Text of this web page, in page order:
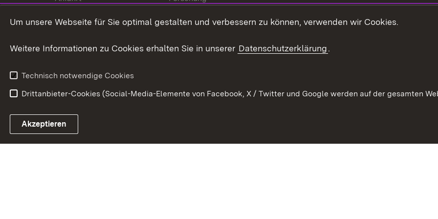
Internationales
Mediathek
Ausschreibungen
Link zum Landesportal
Um unsere Webseite für Sie optimal gestalten und verbessern zu können, verwenden wir Cookies.
Weitere Informationen zu Cookies erhalten Sie in unserer Datenschutzerklärung.
Technisch notwendige Cookies
Drittanbieter-Cookies (Social-Media-Elemente von Facebook, X / Twitter und Google werden auf der gesamten
Akzeptieren